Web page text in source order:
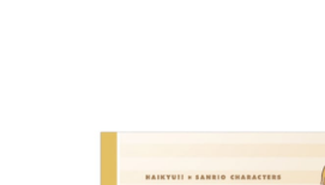
じゅじゅフェス 2026